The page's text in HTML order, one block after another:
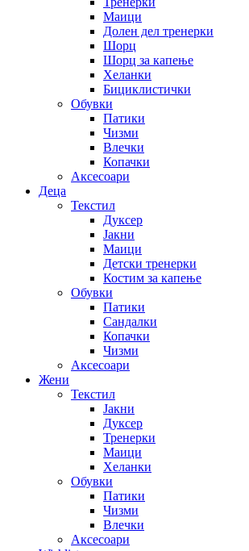
Маици
Долен дел тренерки
Шорц
Шорц за капење
Хеланки
Бициклистички
Обувки
Патики
Чизми
Влечки
Копачки
Аксесоари
Деца
Текстил
Дуксер
Јакни
Маици
Детски тренерки
Костим за капење
Обувки
Патики
Сандалки
Копачки
Чизми
Аксесоари
Жени
Текстил
Јакни
Дуксер
Тренерки
Маици
Хеланки
Обувки
Патики
Чизми
Влечки
Аксесоари